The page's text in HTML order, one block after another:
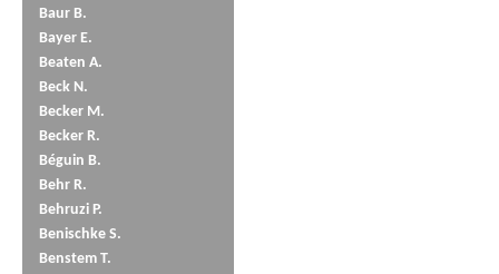
Baur B.
Bayer E.
Beaten A.
Beck N.
Becker M.
Becker R.
Béguin B.
Behr R.
Behruzi P.
Benischke S.
Benstem T.